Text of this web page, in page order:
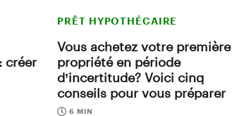
créer
PRÊT HYPOTHÉCAIRE
Vous achetez votre première
propriété en période
d’incertitude? Voici cinq
conseils pour vous préparer
6 MIN